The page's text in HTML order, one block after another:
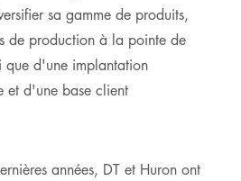
sa gamme de produits,
de production à la pointe de
d'une implantation
et d'une base client
années, DT et Huron ont